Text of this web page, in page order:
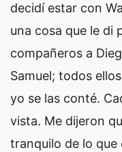
decidí estar con
una cosa que le di
compañeros a
Samuel; todos
yo se las conté.
vista. Me dijeron
tranquilo de lo que